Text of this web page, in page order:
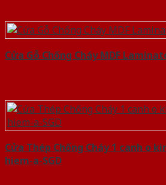
Cửa Gỗ Chống Cháy MDF
Cửa Thép Chống Cháy 1 canh o
hiem-a-SGD